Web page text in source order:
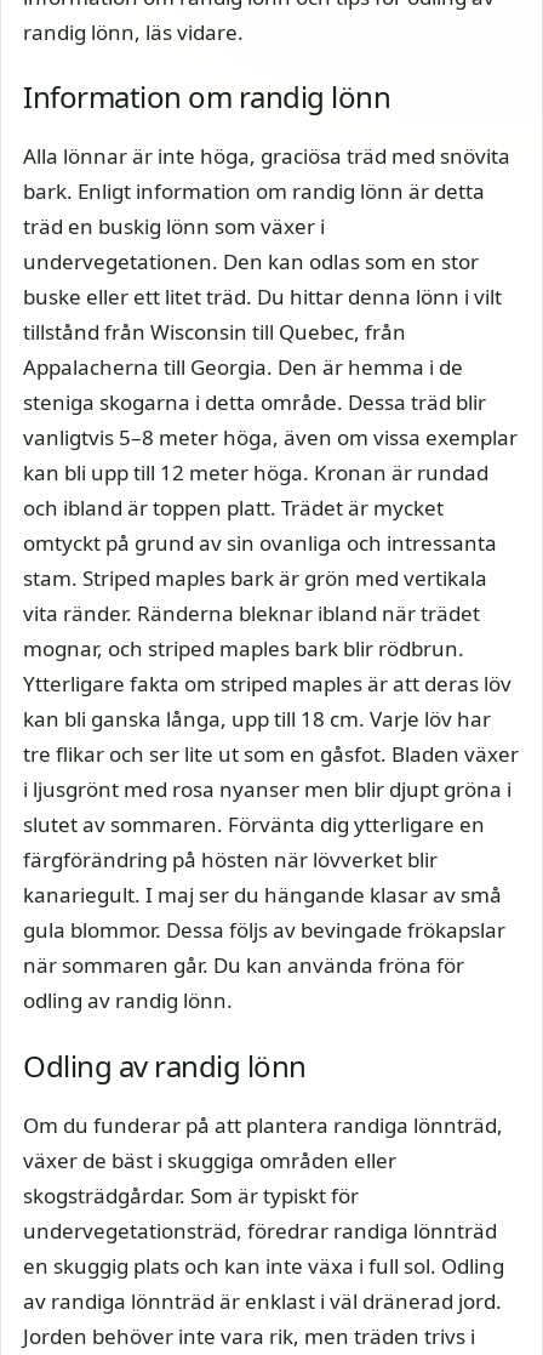
randig lönn, läs vidare.
Information om randig lönn
Alla lönnar är inte höga, graciösa träd med snövita
bark. Enligt information om randig lönn är detta
träd en buskig lönn som växer i
undervegetationen. Den kan odlas som en stor
buske eller ett litet träd. Du hittar denna lönn i vilt
tillstånd från Wisconsin till Quebec, från
Appalacherna till Georgia. Den är hemma i de
steniga skogarna i detta område. Dessa träd blir
vanligtvis 5–8 meter höga, även om vissa exemplar
kan bli upp till 12 meter höga. Kronan är rundad
och ibland är toppen platt. Trädet är mycket
omtyckt på grund av sin ovanliga och intressanta
stam. Striped maples bark är grön med vertikala
vita ränder. Ränderna bleknar ibland när trädet
mognar, och striped maples bark blir rödbrun.
Ytterligare fakta om striped maples är att deras löv
kan bli ganska långa, upp till 18 cm. Varje löv har
tre flikar och ser lite ut som en gåsfot. Bladen växer
i ljusgrönt med rosa nyanser men blir djupt gröna i
slutet av sommaren. Förvänta dig ytterligare en
färgförändring på hösten när lövverket blir
kanariegult. I maj ser du hängande klasar av små
gula blommor. Dessa följs av bevingade frökapslar
när sommaren går. Du kan använda fröna för
odling av randig lönn.
Odling av randig lönn
Om du funderar på att plantera randiga lönnträd,
växer de bäst i skuggiga områden eller
skogsträdgårdar. Som är typiskt för
undervegetationsträd, föredrar randiga lönnträd
en skuggig plats och kan inte växa i full sol. Odling
av randiga lönnträd är enklast i väl dränerad jord.
Jorden behöver inte vara rik, men träden trivs i